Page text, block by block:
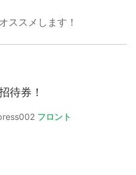
ススメします！
待券！
フロント